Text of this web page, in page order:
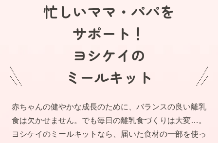
忙しいママ・パパを
サポート！
ヨシケイの
ミールキット
赤ちゃんの健やかな成長のために、バランスの良い離乳
食は欠かせません。でも毎日の離乳食づくりは大変…。
ヨシケイのミールキットなら、届いた食材の一部を使っ